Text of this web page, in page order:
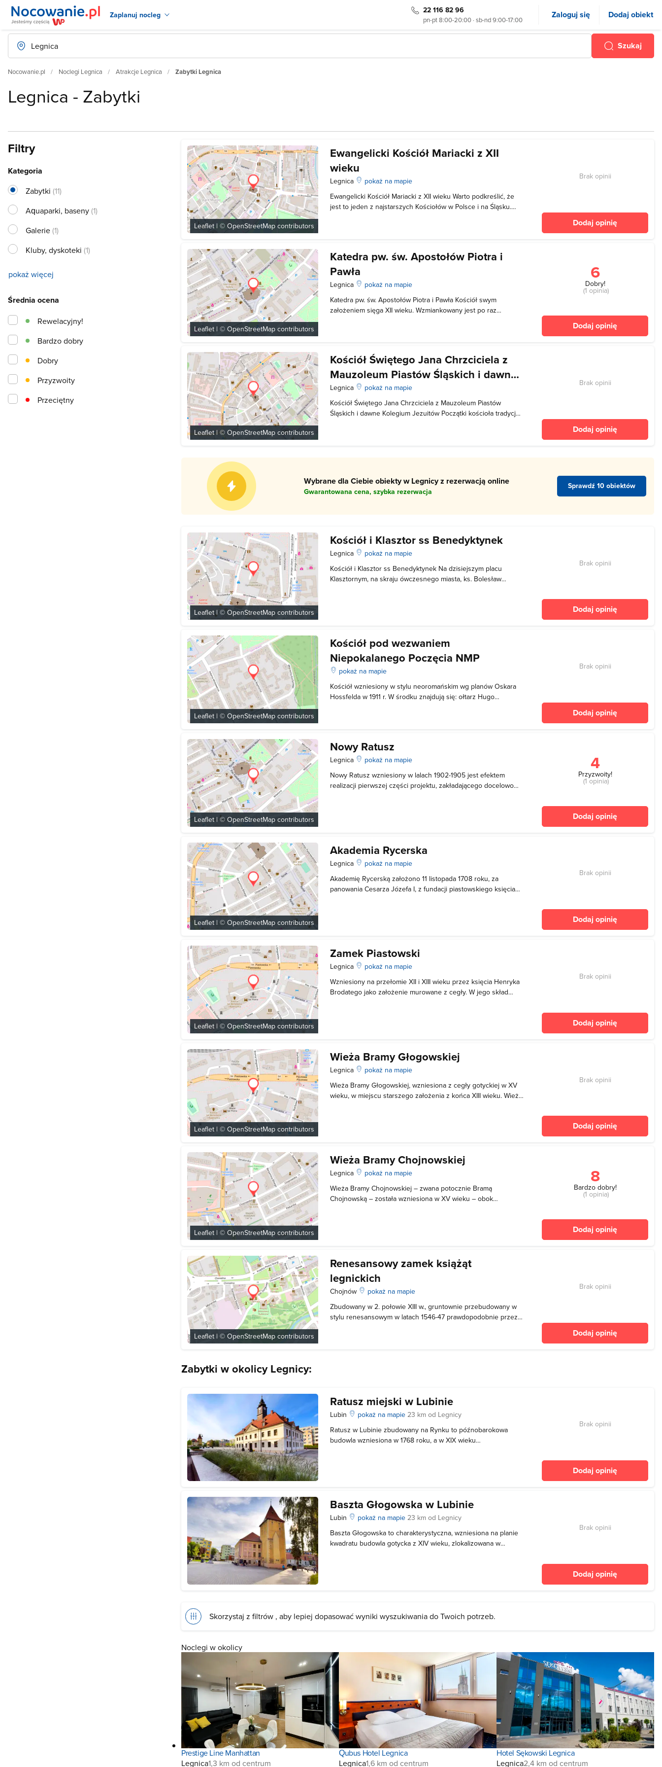
Zaplanuj nocleg 22 116 82 96
pn-pt 8:00-20:00 · sb-nd 9:00-17:00 Zaloguj się Dodaj obiekt
Szukaj
Nocowanie.pl Noclegi Legnica Atrakcje Legnica Zabytki Legnica
Legnica - Zabytki
Leaflet | ©OpenStreetMap contributors
Ewangelicki Kościół Mariacki z XII
wieku
Legnica
pokaż na mapie
Ewangelicki Kościół Mariacki z XII wieku Warto podkreślić, że
jest to jeden z najstarszych Kościołów w Polsce i na Śląsku.
Brak opinii
Dodaj opinię
Leaflet | ©OpenStreetMap contributors
Katedra pw. św. Apostołów Piotra i
Pawła
Legnica
pokaż na mapie
Katedra pw. św. Apostołów Piotra i Pawła Kościół swym
założeniem sięga XII wieku. Wzmiankowany jest po raz
6
Dobry!
(1 opinia)
Dodaj opinię
Leaflet| ©OpenStreetMap contributors
Kościół Świętego Jana Chrzciciela z
Mauzoleum Piastów Śląskich i dawne
Kolegium Jezuitów
Legnica
pokaż na mapie
Kościół Świętego Jana Chrzciciela z Mauzoleum Piastów
Śląskich i dawne Kolegium Jezuitów Początki kościoła tradycja
Brak opinii
Dodaj opinię
Wybrane dla Ciebie obiekty w Legnicy z rezerwacją online
Gwarantowana cena, szybka rezerwacja
Sprawdź 10 obiektów
Leaflet| ©OpenStreetMap contributors
Kościół i Klasztor ss Benedyktynek
Legnica
pokaż na mapie
Kościół i Klasztor ss Benedyktynek Na dzisiejszym placu
Klasztornym, na skraju ówczesnego miasta, ks. Bolesław
Brak opinii
Dodaj opinię
Leaflet | ©OpenStreetMap contributors
Kościół pod wezwaniem
Niepokalanego Poczęcia NMP
pokaż na mapie
Kościół wzniesiony w stylu neoromańskim wg planów Oskara
Hossfelda w 1911 r. W środku znajdują się: ołtarz Hugo
Brak opinii
Dodaj opinię
Leaflet | ©OpenStreetMap contributors
Nowy Ratusz
Legnica
pokaż na mapie
Nowy Ratusz wzniesiony w lalach 1902-1905 jest efektem
realizacji pierwszej części projektu, zakładającego docelowo
4
Przyzwoity!
(1 opinia)
Dodaj opinię
Leaflet | ©OpenStreetMap contributors
Akademia Rycerska
Legnica
pokaż na mapie
Akademię Rycerską założono 11 listopada 1708 roku, za
panowania Cesarza Józefa I, z fundacji piastowskiego księcia
Brak opinii
Dodaj opinię
Leaflet | ©OpenStreetMap contributors
Zamek Piastowski
Legnica
pokaż na mapie
Wzniesiony na przełomie XII i XIII wieku przez księcia Henryka
Brodatego jako założenie murowane z cegły. W jego skład
Brak opinii
Dodaj opinię
Leaflet | ©OpenStreetMap contributors
Wieża Bramy Głogowskiej
Legnica
pokaż na mapie
Wieża Bramy Głogowskiej, wzniesiona z cegły gotyckiej w XV
wieku, w miejscu starszego założenia z końca XIII wieku. Wieża
Brak opinii
Dodaj opinię
Leaflet | ©OpenStreetMap contributors
Wieża Bramy Chojnowskiej
Legnica
pokaż na mapie
Wieża Bramy Chojnowskiej – zwana potocznie Bramą
Chojnowską – została wzniesiona w XV wieku – obok
8
Bardzo dobry!
(1 opinia)
Dodaj opinię
Leaflet | ©OpenStreetMap contributors
Renesansowy zamek książąt
legnickich
Chojnów
pokaż na mapie
Zbudowany w 2. połowie XIII w., gruntownie przebudowany w
stylu renesansowym w latach 1546-47 prawdopodobnie przez
Brak opinii
Dodaj opinię
Zabytki w okolicy Legnicy:
Ratusz miejski w Lubinie
Lubin pokaż na mapie23 km od Legnicy
Ratusz w Lubinie zbudowany na Rynku to późnobarokowa
budowla wzniesiona w 1768 roku, a w XIX wieku
Brak opinii
Dodaj opinię
Baszta Głogowska w Lubinie
Lubin pokaż na mapie23 km od Legnicy
Baszta Głogowska to charakterystyczna, wzniesiona na planie
kwadratu budowla gotycka z XIV wieku, zlokalizowana w
Brak opinii
Dodaj opinię
Skorzystaj z filtrów , aby lepiej dopasować wyniki wyszukiwania do Twoich potrzeb.
Noclegi w okolicy
Prestige Line Manhattan
Legnica1,3 km od centrum
Qubus Hotel Legnica
Legnica1,6 km od centrum
Hotel Sękowski Legnica
Legnica2,4 km od centrum
Filtry
Kategoria
Zabytki (11)
Aquaparki, baseny(1)
Galerie(1)
Kluby, dyskoteki (1)
pokaż więcej
Średnia ocena
Przeciętny
Przyzwoity
Dobry
Bardzo dobry
Rewelacyjny!